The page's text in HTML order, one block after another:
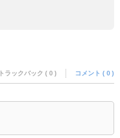
トラックバック ( 0 ) コメント ( 0 )